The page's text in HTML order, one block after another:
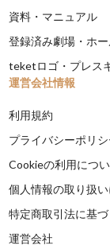
資料・マニュアル
登録済み劇場・ホ
teketロゴ・プレス
運営会社情報
利用規約
プライバシーポリシ
Cookieの利用につ
個人情報の取り扱
特定商取引法に基
運営会社